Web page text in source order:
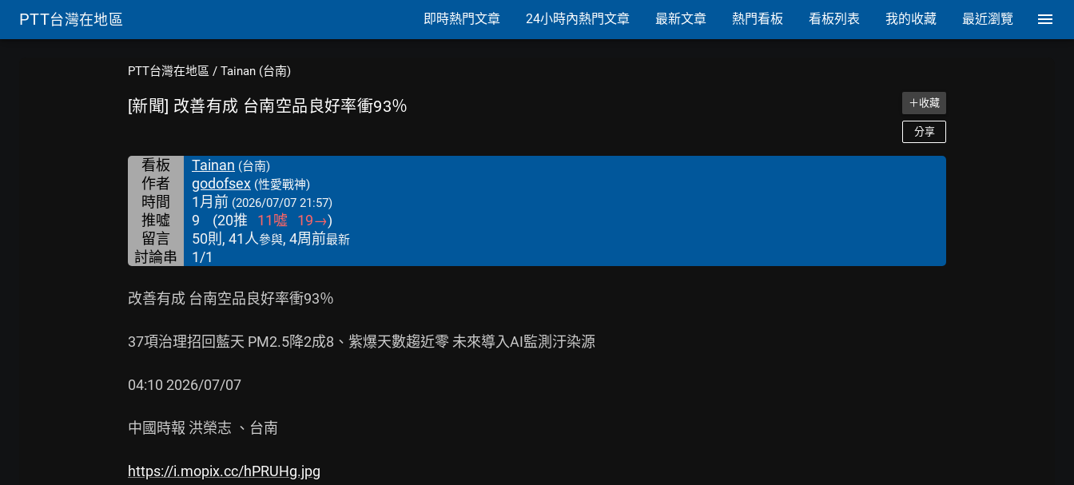
PTT台灣在地區 即時熱門文章 24小時內熱門文章 最新文章 熱門看板 看板列表 我的收藏 最近瀏覽
PTT台灣在地區 / Tainan (台南)
[新聞] 改善有成 台南空品良好率衝93％ ＋收藏
分享
看板 Tainan (台南)
作者 godofsex (性愛戰神)
時間 1月前 (2026/07/07 21:57)
推噓 9 (20推 11噓 19→)
留言
50則, 41人參與, 4周前最新
討論串 1/1
改善有成 台南空品良好率衝93％
37項治理招回藍天 PM2.5降2成8、紫爆天數趨近零 未來導入AI監測汙染源
04:10 2026/07/07
中國時報 洪榮志 、台南
https://i.mopix.cc/hPRUHg.jpg